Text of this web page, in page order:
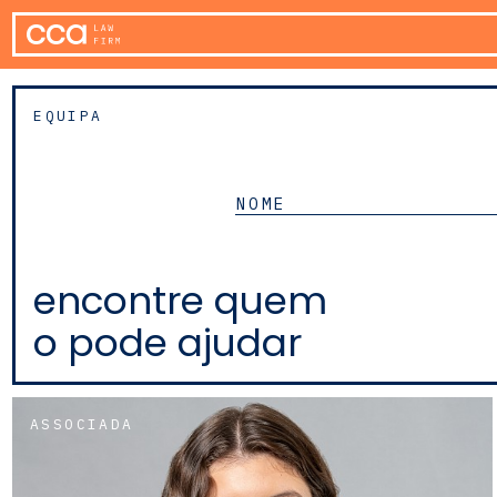
EQUIPA
encontre quem
o pode ajudar
ASSOCIADA